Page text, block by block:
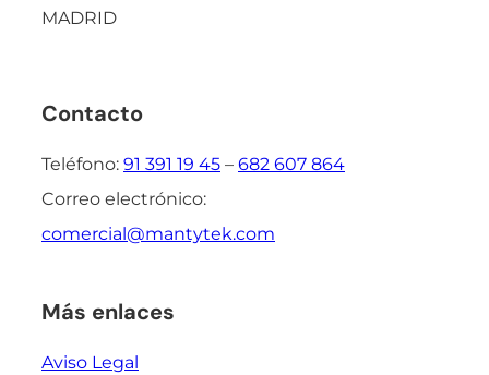
MADRID
Contacto
Teléfono: 91 391 19 45 – 682 607 864
Correo electrónico:
comercial@mantytek.com
Más enlaces
Aviso Legal